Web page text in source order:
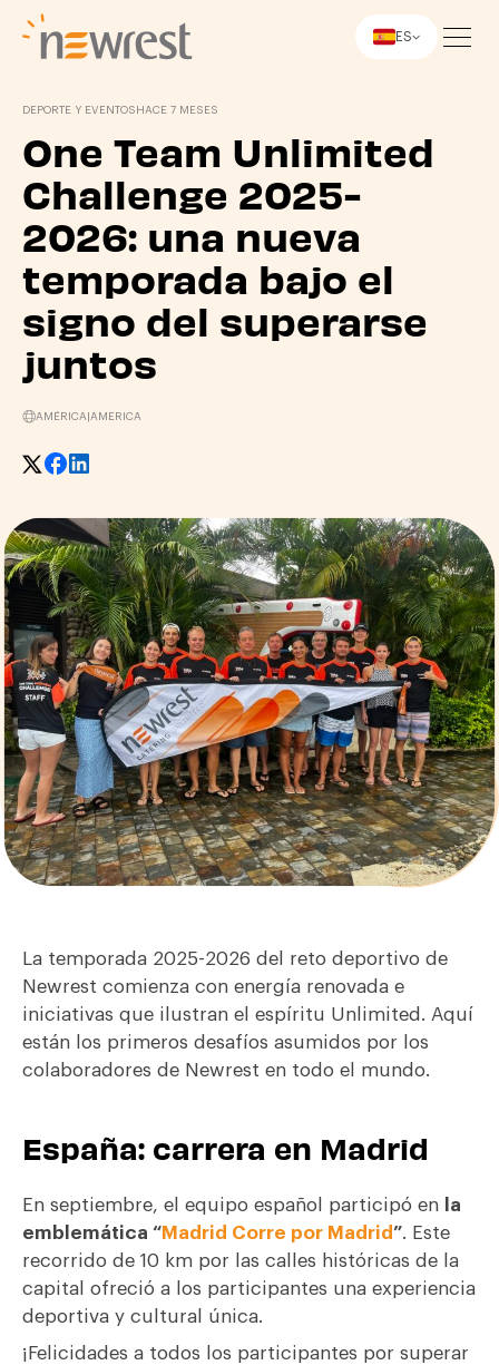
ES
DEPORTE Y EVENTOS HACE 7 MESES
One Team Unlimited
Challenge 2025-
2026: una nueva
temporada bajo el
signo del superarse
juntos
AMÉRICA AMERICA
La temporada 2025-2026 del reto deportivo de
Newrest comienza con energía renovada e
iniciativas que ilustran el espíritu Unlimited. Aquí
están los primeros desafíos asumidos por los
colaboradores de Newrest en todo el mundo.
España: carrera en Madrid
En septiembre, el equipo español participó en
la
emblemática “Madrid Corre por Madrid ”. Este
recorrido de 10 km por las calles históricas de la
capital ofreció a los participantes una experiencia
deportiva y cultural única.
¡Felicidades a todos los participantes por superar